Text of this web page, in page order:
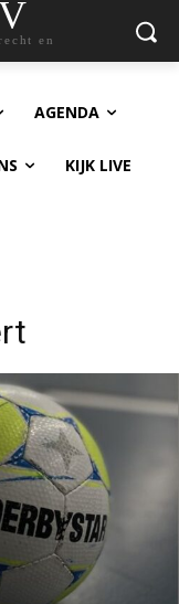
en
AGENDA
KIJK LIVE